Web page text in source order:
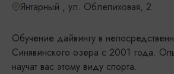
Янтарный , ул. Облепиховая, 2
Обучение дайвингу в
Синявинского озера с 2001 года.
научат вас этому виду спорта.